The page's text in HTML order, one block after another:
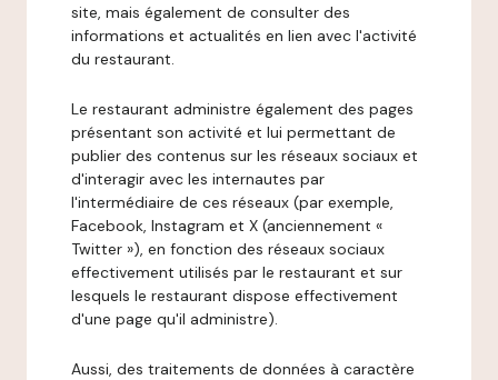
site, mais également de consulter des
informations et actualités en lien avec l'activité
du restaurant.
Le restaurant administre également des pages
présentant son activité et lui permettant de
publier des contenus sur les réseaux sociaux et
d'interagir avec les internautes par
l'intermédiaire de ces réseaux (par exemple,
Facebook, Instagram et X (anciennement «
Twitter »), en fonction des réseaux sociaux
effectivement utilisés par le restaurant et sur
lesquels le restaurant dispose effectivement
d'une page qu'il administre).
Aussi, des traitements de données à caractère